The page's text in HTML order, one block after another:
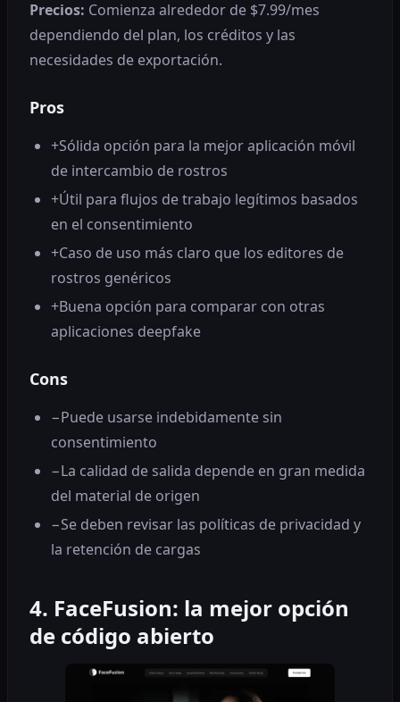
Precios: Comienza alrededor de $7.99/mes
dependiendo del plan, los créditos y las
necesidades de exportación.
Pros
+Sólida opción para la mejor aplicación móvil
de intercambio de rostros
+Útil para flujos de trabajo legítimos basados ​​
en el consentimiento
+Caso de uso más claro que los editores de
rostros genéricos
+Buena opción para comparar con otras
aplicaciones deepfake
Cons
−Puede usarse indebidamente sin
consentimiento
−La calidad de salida depende en gran medida
del material de origen
−Se deben revisar las políticas de privacidad y
la retención de cargas
4. FaceFusion: la mejor opción
de código abierto